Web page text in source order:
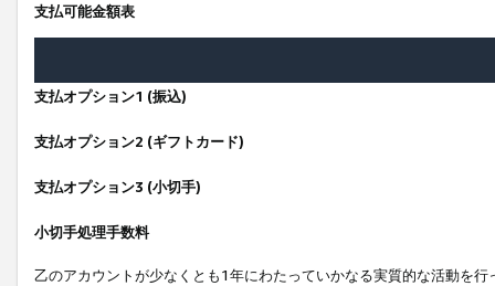
支払可能金額表
支払オプション1 (振込)
支払オプション2 (ギフトカード)
支払オプション3 (小切手)
小切手処理手数料
乙のアカウントが少なくとも1年にわたっていかなる実質的な活動を